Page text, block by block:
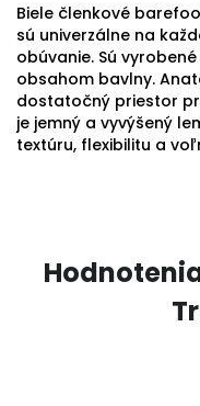
Biele členkové
sú univerzálne na
obúvanie. Sú
obsahom bavlny.
dostatočný priestor
je jemný a vyvýšený
textúru, flexibilitu a